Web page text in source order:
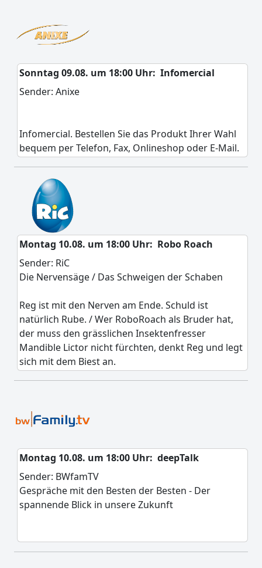
Sonntag 09.08. um 18:00 Uhr: Infomercial
Sender: Anixe
Infomercial. Bestellen Sie das Produkt Ihrer Wahl
bequem per Telefon, Fax, Onlineshop oder E-Mail.
Montag 10.08. um 18:00 Uhr: Robo Roach
Sender: RiC
Die Nervensäge / Das Schweigen der Schaben
Reg ist mit den Nerven am Ende. Schuld ist
natürlich Rube. / Wer RoboRoach als Bruder hat,
der muss den grässlichen Insektenfresser
Mandible Lictor nicht fürchten, denkt Reg und legt
sich mit dem Biest an.
Montag 10.08. um 18:00 Uhr: deepTalk
Sender: BWfamTV
Gespräche mit den Besten der Besten - Der
spannende Blick in unsere Zukunft